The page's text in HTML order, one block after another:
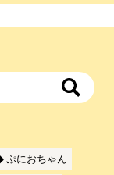
ぷにおちゃん